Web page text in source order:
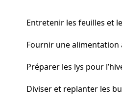
Entretenir les feuilles et
Fournir une alimentation
Préparer les lys pour
Diviser et replanter les